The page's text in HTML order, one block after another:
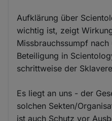
Aufklärung über
wichtig ist, zeigt
Missbrauchssumpf
Beteiligung in
schrittweise der
Es liegt an uns - der
solchen Sekten/
ist auch Schutz vor